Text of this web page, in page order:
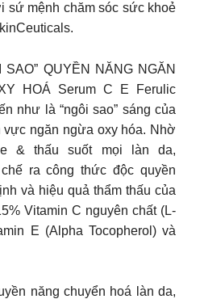
sứ mệnh chăm sóc sức khoẻ
QUYỀN NĂNG NGĂN
HOÁ Serum C E Ferulic
như là “ngôi sao” sáng của
vực ngăn ngừa oxy hóa. Nhờ
& thấu suốt mọi làn da,
ra công thức độc quyền
và hiệu quả thẩm thấu của
Vitamin C nguyên chất (L-
E (Alpha Tocopherol) và
năng chuyển hoá làn da,